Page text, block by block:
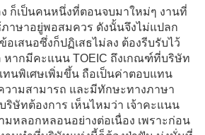
ก็เป็นคนหนึ่งที่ตอนจบมาใหม่ๆ งานที่
าษาอยู่พอสมควร ดังนั้นจึงไม่แปลก
เสนอซึ่งก็ปฏิเสธไม่ลง ต้องรีบรับไว้
ากมีคะแนน TOEIC ถึงเกณฑ์ที่บริษัท
ทนพิเศษเพิ่มขึ้น ถือเป็นค่าตอบแทน
ามสามารถ และมีทักษะทางภาษา
ริษัทต้องการ เห็นไหมว่า เจ้าคะแนน
มหลอกหลอนอย่างต่อเนื่อง เพราะก่อน